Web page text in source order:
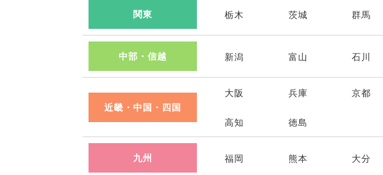
関東 栃木 茨城 群馬
中部・信越 新潟 富山 石川
近畿・中国・四国
大阪 兵庫 京都
高知 徳島
九州 福岡 熊本 大分